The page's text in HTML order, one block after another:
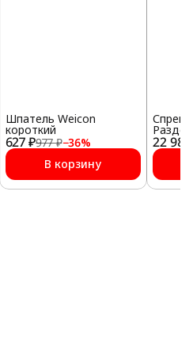
627 ₽977 ₽−36%
Шпатель Weicon
короткий
В корзину
22
Спрей
400 мл